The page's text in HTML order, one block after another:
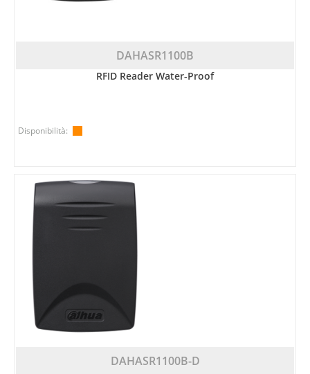
DAHASR1100B
RFID Reader Water-Proof
Disponibilità:
DAHASR1100B-D